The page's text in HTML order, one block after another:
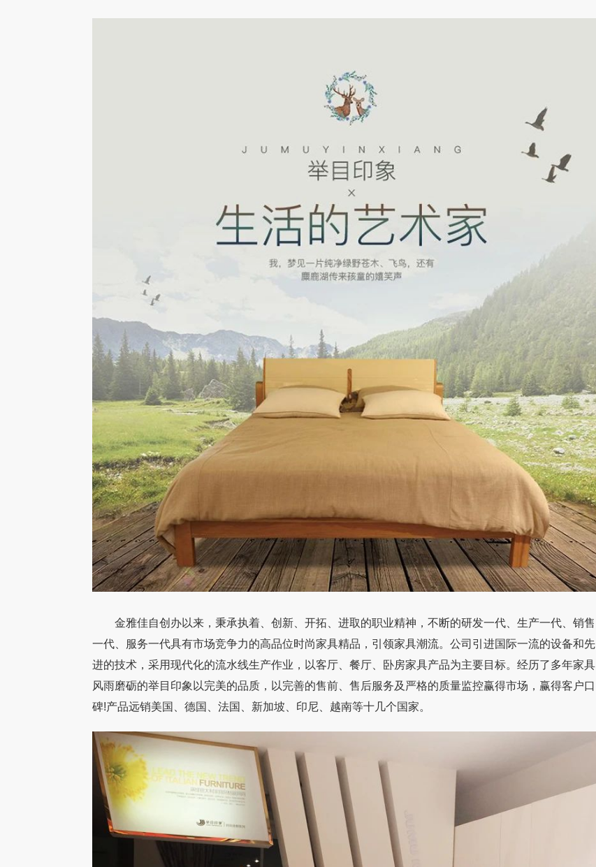
金雅佳自创办以来，秉承执着、创新、开拓、进取的职业精神，不断的研发一代、生产一代、销售
一代、服务一代具有市场竞争力的高品位时尚家具精品，引领家具潮流。公司引进国际一流的设备和先
进的技术，采用现代化的流水线生产作业，以客厅、餐厅、卧房家具产品为主要目标。经历了多年家具
风雨磨砺的举目印象以完美的品质，以完善的售前、售后服务及严格的质量监控赢得市场，赢得客户口
碑!产品远销美国、德国、法国、新加坡、印尼、越南等十几个国家。